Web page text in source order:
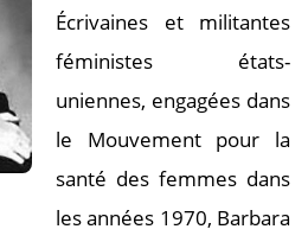
Écrivaines et militantes
féministes états-
uniennes, engagées dans
le Mouvement pour la
santé des femmes dans
les années 1970, Barbara